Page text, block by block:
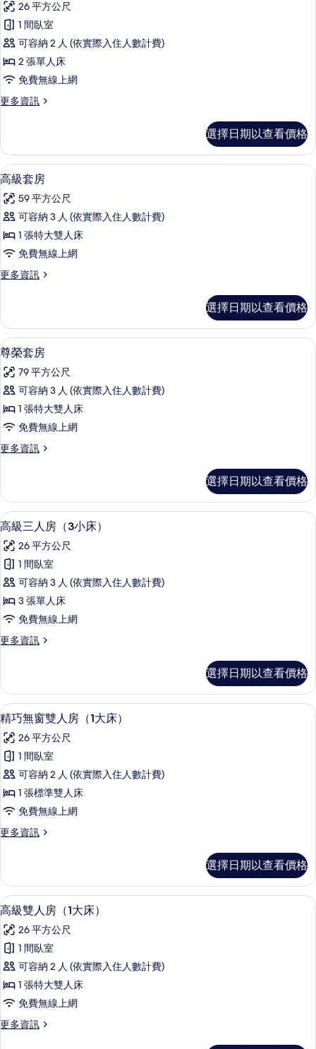
有
相
片
大
床）
詳
情
經
典
雙
人
房
（2
床）
的
所
有
相
片
26 平方公尺
1 間臥室
可容納 2 人 (依實際入住人數計費)
2 張單人床
免費無線上網
更多資訊
更
雙
人
房
小
床）
詳
情
選擇日期以查看價格
顯
示
高
級
套
房
的
有
相
片
高級套房 | 遮光布/窗簾、免費無線上
9
高級套房
59 平方公尺
可容納 3 人 (依實際入住人數計費)
1 張特大雙人床
免費無線上網
更多資訊
更
套
房
的
詳
情
選擇日期以查看價格
顯
示
尊
榮
套
房
的
有
相
片
尊榮套房 | 遮光布/窗簾、免費無線上
8
尊榮套房
79 平方公尺
可容納 3 人 (依實際入住人數計費)
1 張特大雙人床
免費無線上網
更多資訊
更
套
房
的
情
選擇日期以查看價格
顯
示
高
級
三
人
房
（3
床）
的
所
有
相
片
高級三人房（3小床） | 遮光布/窗簾
5
高級三人房（3小床）
26 平方公尺
1 間臥室
可容納 3 人 (依實際入住人數計費)
3 張單人床
免費無線上網
更多資訊
更
三
人
房
小
床）
詳
情
選擇日期以查看價格
顯
示
精
巧
無
窗
雙
人
（1
大
床）
的
所
有
相
片
精巧無窗雙人房（1大床） | 遮光布/窗
3
精巧無窗雙人房（1大床）
26 平方公尺
1 間臥室
可容納 2 人 (依實際入住人數計費)
1 張標準雙人床
免費無線上網
更多資訊
更
無
窗
雙
房
（1
床）
的
詳
情
選擇日期以查看價格
顯
示
高
級
雙
人
房
（1
高級雙人房（1大床） | 遮光布/窗簾、
5
高級雙人房（1大床）
26 平方公尺
1 間臥室
可容納 2 人 (依實際入住人數計費)
1 張特大雙人床
免費無線上網
更多資訊
更